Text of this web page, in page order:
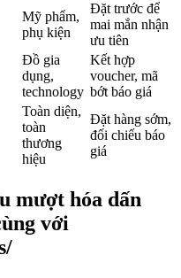
Mỹ phẩm,
phụ kiện
Đặt trước để
mai mắn nhận
ưu tiên
Đồ gia
dụng,
technology
Kết hợp
voucher, mã
bớt báo giá
Toàn diện,
toàn
thương
hiệu
Đặt hàng sớm,
đối chiếu báo
giá
mượt hóa dấn
với